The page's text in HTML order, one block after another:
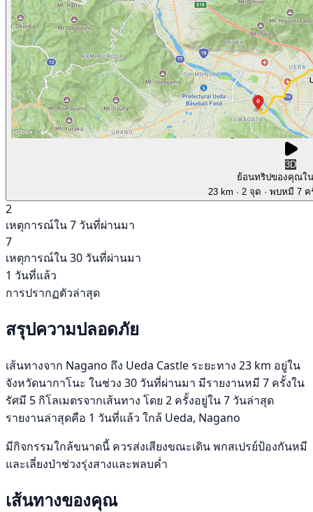
3D
ย้อนทริปของคุณใ
23 km · 2 จุด · พบหมี 7
2
เหตุการณ์ใน 7 วันที่ผ่านมา
7
เหตุการณ์ใน 30 วันที่ผ่านมา
1 วันที่แล้ว
การปรากฏตัวล่าสุด
สรุปความปลอดภัย
เส้นทางจาก Nagano ถึง Ueda Castle ระยะทาง 23 km อยู่ใน
จังหวัดนากาโนะ ในช่วง 30 วันที่ผ่านมา มีรายงานหมี 7 ครั้งใน
รัศมี 5 กิโลเมตรจากเส้นทาง โดย 2 ครั้งอยู่ใน 7 วันล่าสุด
รายงานล่าสุดคือ 1 วันที่แล้ว ใกล้ Ueda, Nagano
มีกิจกรรมใกล้ขนาดนี้ ควรส่งเสียงขณะเดิน พกสเปรย์ป้องกันหมี
และเลี่ยงป่าช่วงรุ่งสางและพลบค่ำ
เส้นทางของคุณ